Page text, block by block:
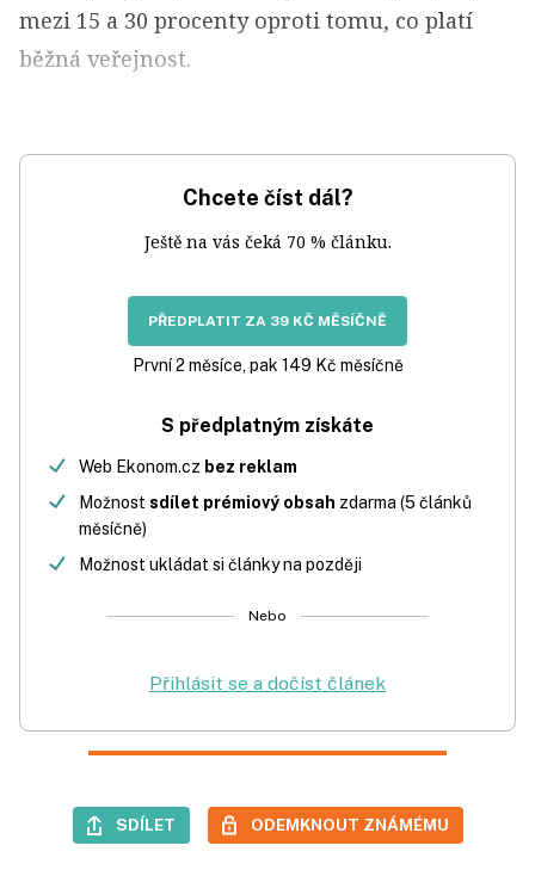
mezi 15 a 30 procenty oproti tomu, co platí
běžná veřejnost.
Chcete číst dál?
Ještě na vás čeká 70 % článku.
PŘEDPLATIT ZA 39 KČ MĚSÍČNĚ
První 2 měsíce, pak 149 Kč měsíčně
S předplatným získáte
Web Ekonom.cz bez reklam
Možnost sdílet prémiový obsah zdarma (5 článků
měsíčně)
Možnost ukládat si články na později
Nebo
Přihlásit se a dočíst článek
SDÍLET ODEMKNOUT ZNÁMÉMU